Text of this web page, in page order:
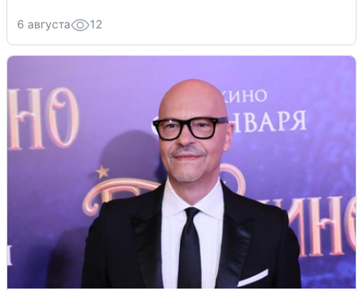
6 августа 12